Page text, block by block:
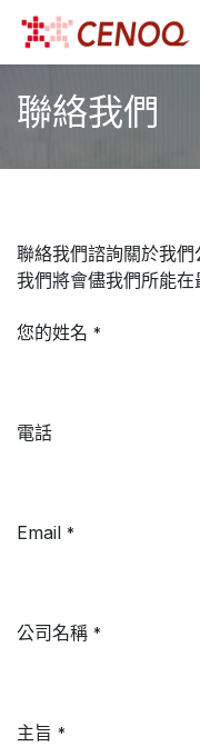
跳至內容
聯絡我們
聯絡我們諮詢關於我們
我們將會儘我們所能在
您的姓名 *
電話
Email *
公司名稱 *
主旨 *